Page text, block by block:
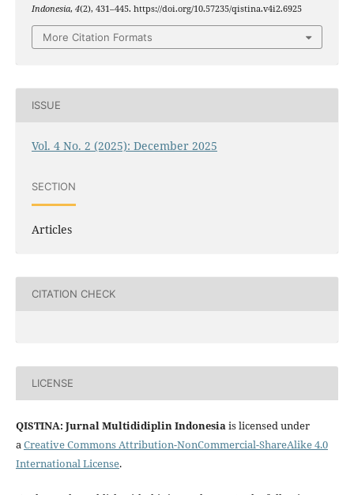
Indonesia, 4(2), 431–445. https://doi.org/10.57235/qistina.v4i2.6925
More Citation Formats
ISSUE
Vol. 4 No. 2 (2025): December 2025
SECTION
Articles
CITATION CHECK
LICENSE
QISTINA: Jurnal Multididiplin Indonesiais licensed under
aCreative Commons Attribution-NonCommercial-ShareAlike 4.0
International License.